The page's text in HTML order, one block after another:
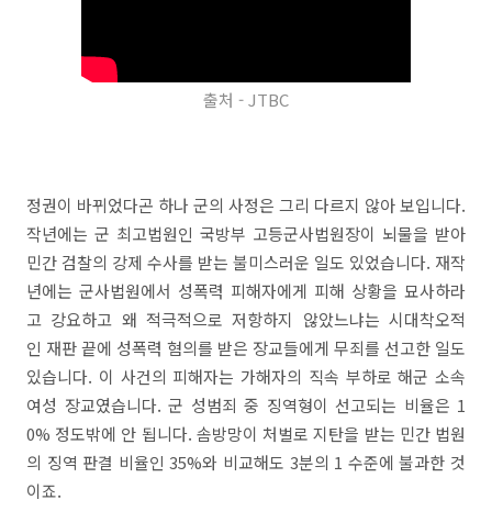
출처 - JTBC
정권이 바뀌었다곤 하나 군의 사정은 그리 다르지 않아 보입니다.
작년에는 군 최고법원인 국방부 고등군사법원장이 뇌물을 받아
민간 검찰의 강제 수사를 받는 불미스러운 일도 있었습니다. 재작
년에는 군사법원에서 성폭력 피해자에게 피해 상황을 묘사하라
고 강요하고 왜 적극적으로 저항하지 않았느냐는 시대착오적
인 재판 끝에 성폭력 혐의를 받은 장교들에게 무죄를 선고한 일도
있습니다. 이 사건의 피해자는 가해자의 직속 부하로 해군 소속
여성 장교였습니다. 군 성범죄 중 징역형이 선고되는 비율은 1
0% 정도밖에 안 됩니다. 솜방망이 처벌로 지탄을 받는 민간 법원
의 징역 판결 비율인 35%와 비교해도 3분의 1 수준에 불과한 것
이죠.